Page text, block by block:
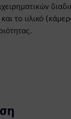
το υλικό